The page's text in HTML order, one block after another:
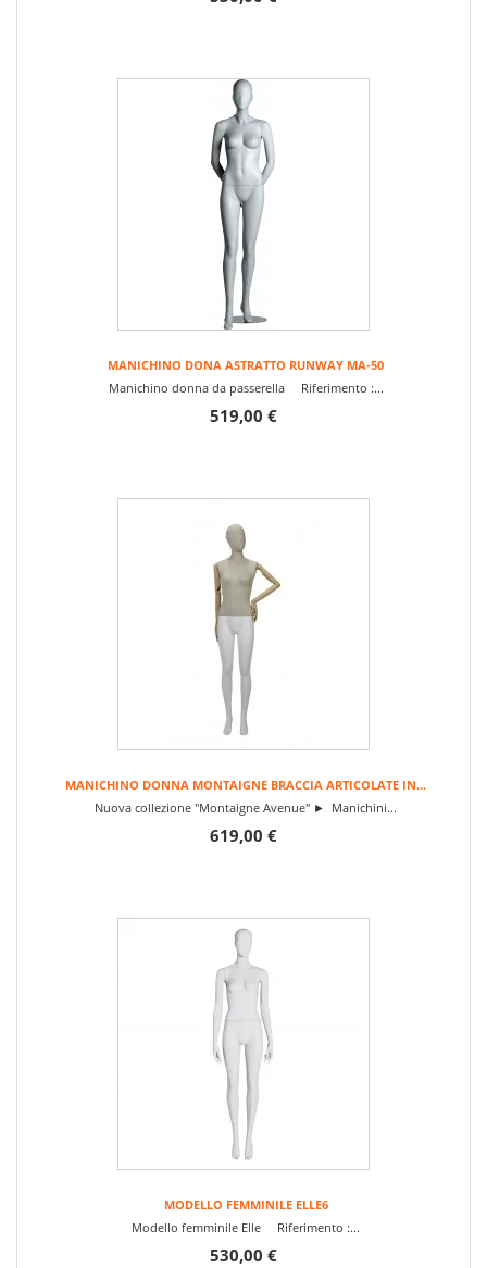
MANICHINO DONA ASTRATTO RUNWAY MA-50
Manichino donna da passerella Riferimento :...
519,00 €
MANICHINO DONNA MONTAIGNE BRACCIA ARTICOLATE IN...
Nuova collezione "Montaigne Avenue" ► Manichini...
619,00 €
MODELLO FEMMINILE ELLE6
Modello femminile Elle Riferimento :...
530,00 €